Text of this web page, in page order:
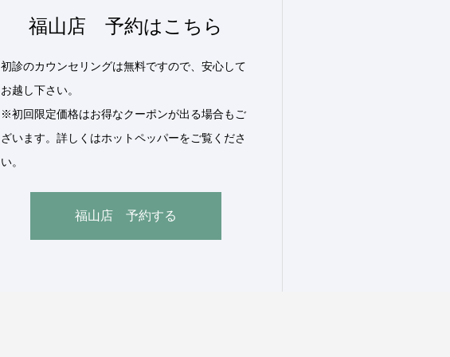
福山店 予約はこちら
初診のカウンセリングは無料ですので、安心して
お越し下さい。
※初回限定価格はお得なクーポンが出る場合もご
ざいます。詳しくはホットペッパーをご覧くださ
い。
福山店 予約する